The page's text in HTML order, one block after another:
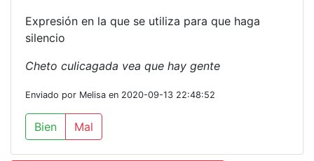
Expresión en la que se utiliza para que haga
silencio
Cheto culicagada vea que hay gente
Enviado por Melisa en 2020-09-13 22:48:52
Bien Mal